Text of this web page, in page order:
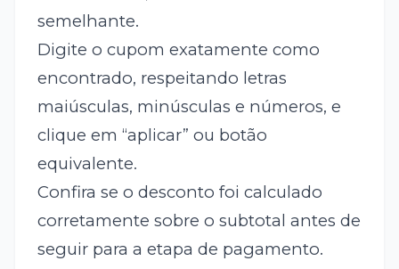
semelhante.
Digite o cupom exatamente como
encontrado, respeitando letras
maiúsculas, minúsculas e números, e
clique em “aplicar” ou botão
equivalente.
Confira se o desconto foi calculado
corretamente sobre o subtotal antes de
seguir para a etapa de pagamento.